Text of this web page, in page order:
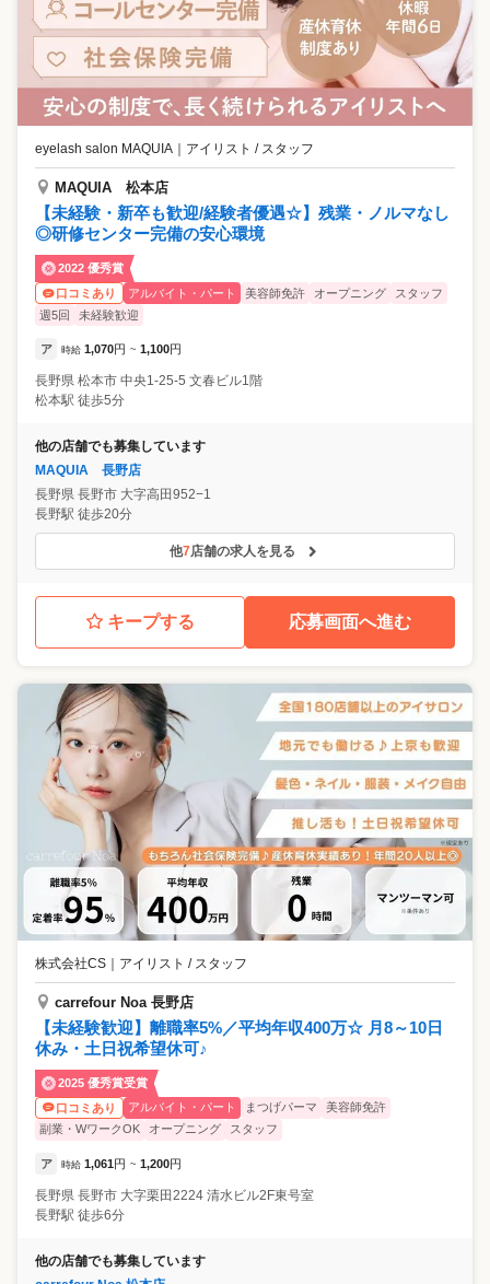
eyelash salon MAQUIA アイリスト / スタッフ
MAQUIA 松本店
【未経験・新卒も歓迎/経験者優遇☆】残業・ノルマなし
◎研修センター完備の安心環境
2022 優秀賞
口コミあり
アルバイト・パート 美容師免許 オープニング
スタッフ
週5回
未経験歓迎
ア 時給 1,070円 ~ 1,100円
長野県 松本市 中央1-25-5 文春ビル1階
松本駅 徒歩5分
他の店舗でも募集しています
MAQUIA 長野店
長野県 長野市 大字高田952−1
長野駅 徒歩20分
他7店舗の求人を見る
キープする 応募画面へ進む
株式会社CS ｜ アイリスト / スタッフ
carrefour Noa 長野店
【未経験歓迎】離職率5%／平均年収400万☆ 月8～10日
休み・土日祝希望休可♪
2025 優秀賞受賞
口コミあり
アルバイト・パート まつげパーマ
美容師免許
副業・WワークOK
オープニング スタッフ
ア 時給 1,061円 ~ 1,200円
長野県 長野市 大字栗田2224 清水ビル2F東号室
長野駅 徒歩6分
他の店舗でも募集しています